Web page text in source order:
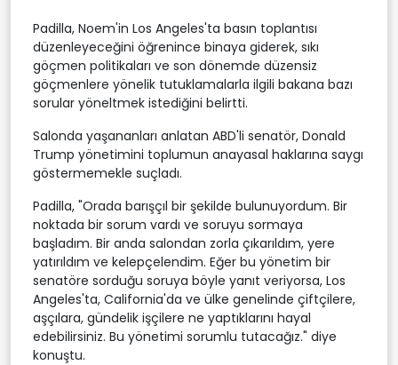
Padilla, Noem'in Los Angeles'ta basın toplantısı
düzenleyeceğini öğrenince binaya giderek, sıkı
göçmen politikaları ve son dönemde düzensiz
göçmenlere yönelik tutuklamalarla ilgili bakana bazı
sorular yöneltmek istediğini belirtti.
Salonda yaşananları anlatan ABD'li senatör, Donald
Trump yönetimini toplumun anayasal haklarına saygı
göstermemekle suçladı.
Padilla, "Orada barışçıl bir şekilde bulunuyordum. Bir
noktada bir sorum vardı ve soruyu sormaya
başladım. Bir anda salondan zorla çıkarıldım, yere
yatırıldım ve kelepçelendim. Eğer bu yönetim bir
senatöre sorduğu soruya böyle yanıt veriyorsa, Los
Angeles'ta, California'da ve ülke genelinde çiftçilere,
aşçılara, gündelik işçilere ne yaptıklarını hayal
edebilirsiniz. Bu yönetimi sorumlu tutacağız." diye
konuştu.